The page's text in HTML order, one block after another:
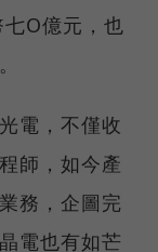
O億元，也
電，不僅收
師，如今產
務，企圖完
電也有如芒